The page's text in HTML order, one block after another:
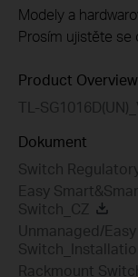
Modely a
Prosím ujistěte se
Product Overview
TL-
Dokument
Switch
Easy
Switch_CZ
Unmanaged/
Rackmount